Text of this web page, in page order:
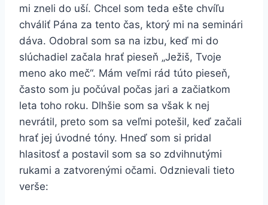
mi zneli do uší. Chcel som teda ešte chvíľu
chváliť Pána za tento čas, ktorý mi na seminári
dáva. Odobral som sa na izbu, keď mi do
slúchadiel začala hrať pieseň „Ježiš, Tvoje
meno ako meč“. Mám veľmi rád túto pieseň,
často som ju počúval počas jari a začiatkom
leta toho roku. Dlhšie som sa však k nej
nevrátil, preto som sa veľmi potešil, keď začali
hrať jej úvodné tóny. Hneď som si pridal
hlasitosť a postavil som sa so zdvihnutými
rukami a zatvorenými očami. Odznievali tieto
verše: